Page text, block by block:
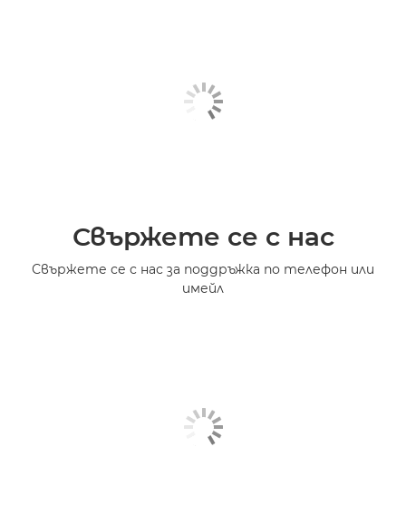
Свържете се с нас
Свържете се с нас за поддръжка по телефон или
имейл